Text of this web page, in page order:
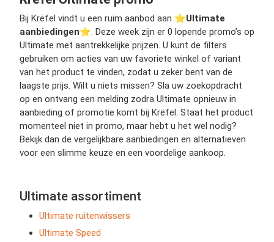
Bij Krëfel vindt u een ruim aanbod aan ⭐️Ultimate
aanbiedingen⭐️. Deze week zijn er 0 lopende promo’s op
Ultimate met aantrekkelijke prijzen. U kunt de filters
gebruiken om acties van uw favoriete winkel of variant
van het product te vinden, zodat u zeker bent van de
laagste prijs. Wilt u niets missen? Sla uw zoekopdracht
op en ontvang een melding zodra Ultimate opnieuw in
aanbieding of promotie komt bij Krëfel. Staat het product
momenteel niet in promo, maar hebt u het wel nodig?
Bekijk dan de vergelijkbare aanbiedingen en alternatieven
voor een slimme keuze en een voordelige aankoop.
Ultimate assortiment
Ultimate ruitenwissers
Ultimate Speed